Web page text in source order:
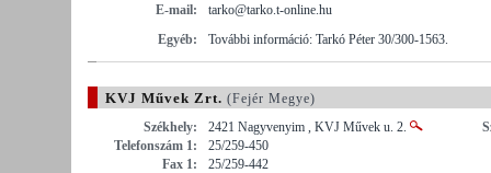
E-mail:
tarko@tarko.t-online.hu
Egyéb:
További információ: Tarkó Péter 30/300-1563.
KVJ Művek Zrt. (Fejér Megye)
Székhely:
2421 Nagyvenyim , KVJ Művek u. 2.
Telefonszám 1:
25/259-450
Fax 1:
25/259-442